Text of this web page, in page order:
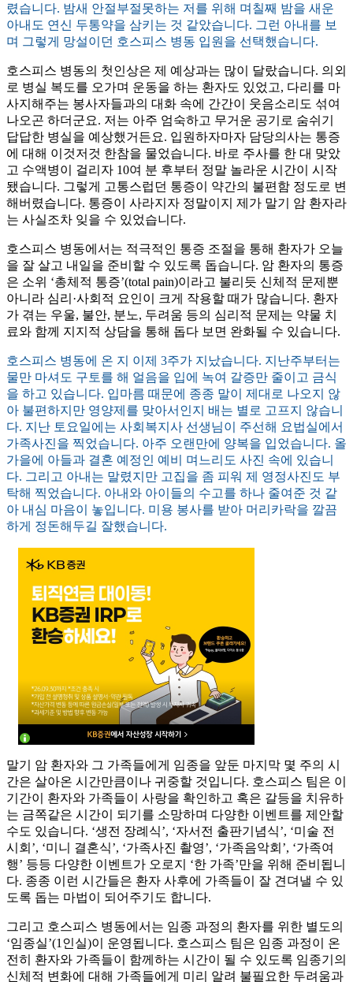
렸습니다. 밤새 안절부절못하는 저를 위해 며칠째 밤을 새운
아내도 연신 두통약을 삼키는 것 같았습니다. 그런 아내를 보
며 그렇게 망설이던 호스피스 병동 입원을 선택했습니다.
호스피스 병동의 첫인상은 제 예상과는 많이 달랐습니다. 의외
로 병실 복도를 오가며 운동을 하는 환자도 있었고, 다리를 마
사지해주는 봉사자들과의 대화 속에 간간이 웃음소리도 섞여
나오곤 하더군요. 저는 아주 엄숙하고 무거운 공기로 숨쉬기
답답한 병실을 예상했거든요. 입원하자마자 담당의사는 통증
에 대해 이것저것 한참을 물었습니다. 바로 주사를 한 대 맞았
고 수액병이 걸리자 10여 분 후부터 정말 놀라운 시간이 시작
됐습니다. 그렇게 고통스럽던 통증이 약간의 불편함 정도로 변
해버렸습니다. 통증이 사라지자 정말이지 제가 말기 암 환자라
는 사실조차 잊을 수 있었습니다.
호스피스 병동에서는 적극적인 통증 조절을 통해 환자가 오늘
을 잘 살고 내일을 준비할 수 있도록 돕습니다. 암 환자의 통증
은 소위 ‘총체적 통증’(total pain)이라고 불리듯 신체적 문제뿐
아니라 심리·사회적 요인이 크게 작용할 때가 많습니다. 환자
가 겪는 우울, 불안, 분노, 두려움 등의 심리적 문제는 약물 치
료와 함께 지지적 상담을 통해 돕다 보면 완화될 수 있습니다.
호스피스 병동에 온 지 이제 3주가 지났습니다. 지난주부터는
물만 마셔도 구토를 해 얼음을 입에 녹여 갈증만 줄이고 금식
을 하고 있습니다. 입마름 때문에 종종 말이 제대로 나오지 않
아 불편하지만 영양제를 맞아서인지 배는 별로 고프지 않습니
다. 지난 토요일에는 사회복지사 선생님이 주선해 요법실에서
가족사진을 찍었습니다. 아주 오랜만에 양복을 입었습니다. 올
가을에 아들과 결혼 예정인 예비 며느리도 사진 속에 있습니
다. 그리고 아내는 말렸지만 고집을 좀 피워 제 영정사진도 부
탁해 찍었습니다. 아내와 아이들의 수고를 하나 줄여준 것 같
아 내심 마음이 놓입니다. 미용 봉사를 받아 머리카락을 깔끔
하게 정돈해두길 잘했습니다.
말기 암 환자와 그 가족들에게 임종을 앞둔 마지막 몇 주의 시
간은 살아온 시간만큼이나 귀중할 것입니다. 호스피스 팀은 이
기간이 환자와 가족들이 사랑을 확인하고 혹은 갈등을 치유하
는 금쪽같은 시간이 되기를 소망하며 다양한 이벤트를 제안할
수도 있습니다. ‘생전 장례식’, ‘자서전 출판기념식’, ‘미술 전
시회’, ‘미니 결혼식’, ‘가족사진 촬영’, ‘가족음악회’, ‘가족여
행’ 등등 다양한 이벤트가 오로지 ‘한 가족’만을 위해 준비됩니
다. 종종 이런 시간들은 환자 사후에 가족들이 잘 견뎌낼 수 있
도록 돕는 마법이 되어주기도 합니다.
그리고 호스피스 병동에서는 임종 과정의 환자를 위한 별도의
‘임종실’(1인실)이 운영됩니다. 호스피스 팀은 임종 과정이 온
전히 환자와 가족들이 함께하는 시간이 될 수 있도록 임종기의
신체적 변화에 대해 가족들에게 미리 알려 불필요한 두려움과